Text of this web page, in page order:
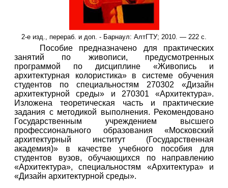
2-е изд., перераб. и доп. - Барнаул: АлтГТУ; 2010. — 222 с.
Пособие предназначено для практических
занятий по живописи, предусмотренных
программой по дисциплине «Живопись и
архитектурная колористика» в системе обучения
студентов по специальностям 270302 «Дизайн
архитектурной среды» и 270301 «Архитектура».
Изложена теоретическая часть и практические
задания с методикой выполнения. Рекомендовано
Государственным учреждением высшего
профессионального образования «Московский
архитектурный институт (Государственная
академия)» в качестве учебного пособия для
студентов вузов, обучающихся по направлению
«Архитектура», специальностям «Архитектура» и
«Дизайн архитектурной среды».